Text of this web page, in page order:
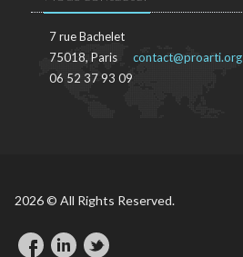
7 rue Bachelet
75018, Paris
06 52 37 93 09
contact@proarti.org
2026 © All Rights Reserved.